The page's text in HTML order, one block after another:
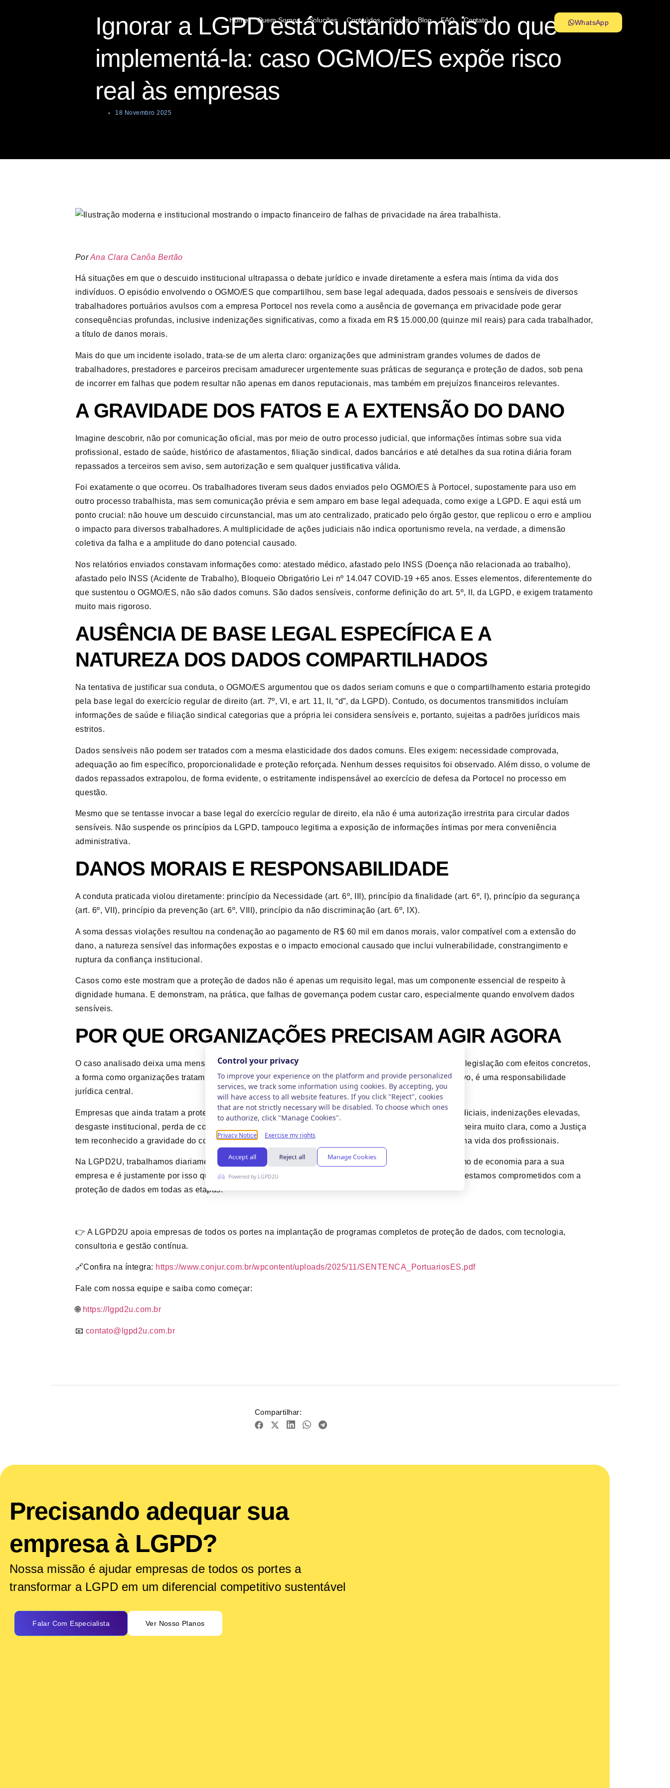
Home Quem Somos Soluções Conteúdos Cases Blog FAQ Contato WhatsApp
Ignorar a LGPD está custando mais do que
implementá-la: caso OGMO/ES expõe risco
real às empresas
18 Novembro 2025
PorAna Clara Canôa Bertão
Há situações em que o descuido institucional ultrapassa o debate jurídico e invade diretamente a esfera mais íntima da vida dos
indivíduos. O episódio envolvendo o OGMO/ES que compartilhou, sem base legal adequada, dados pessoais e sensíveis de diversos
trabalhadores portuários avulsos com a empresa Portocel nos revela como a ausência de governança em privacidade pode gerar
consequências profundas, inclusive indenizações significativas, como a fixada em R$ 15.000,00 (quinze mil reais) para cada trabalhador,
a título de danos morais.
Mais do que um incidente isolado, trata-se de um alerta claro: organizações que administram grandes volumes de dados de
trabalhadores, prestadores e parceiros precisam amadurecer urgentemente suas práticas de segurança e proteção de dados, sob pena
de incorrer em falhas que podem resultar não apenas em danos reputacionais, mas também em prejuízos financeiros relevantes.
A GRAVIDADE DOS FATOS E A EXTENSÃO DO DANO
Imagine descobrir, não por comunicação oficial, mas por meio de outro processo judicial, que informações íntimas sobre sua vida
profissional, estado de saúde, histórico de afastamentos, filiação sindical, dados bancários e até detalhes da sua rotina diária foram
repassados a terceiros sem aviso, sem autorização e sem qualquer justificativa válida.
Foi exatamente o que ocorreu. Os trabalhadores tiveram seus dados enviados pelo OGMO/ES à Portocel, supostamente para uso em
outro processo trabalhista, mas sem comunicação prévia e sem amparo em base legal adequada, como exige a LGPD. E aqui está um
ponto crucial: não houve um descuido circunstancial, mas um ato centralizado, praticado pelo órgão gestor, que replicou o erro e ampliou
o impacto para diversos trabalhadores. A multiplicidade de ações judiciais não indica oportunismo revela, na verdade, a dimensão
coletiva da falha e a amplitude do dano potencial causado.
Nos relatórios enviados constavam informações como: atestado médico, afastado pelo INSS (Doença não relacionada ao trabalho),
afastado pelo INSS (Acidente de Trabalho), Bloqueio Obrigatório Lei nº 14.047 COVID-19 +65 anos. Esses elementos, diferentemente do
que sustentou o OGMO/ES, não são dados comuns. São dados sensíveis, conforme definição do art. 5º, II, da LGPD, e exigem tratamento
muito mais rigoroso.
AUSÊNCIA DE BASE LEGAL ESPECÍFICA E A
NATUREZA DOS DADOS COMPARTILHADOS
Na tentativa de justificar sua conduta, o OGMO/ES argumentou que os dados seriam comuns e que o compartilhamento estaria protegido
pela base legal do exercício regular de direito (art. 7º, VI, e art. 11, II, “d”, da LGPD). Contudo, os documentos transmitidos incluíam
informações de saúde e filiação sindical categorias que a própria lei considera sensíveis e, portanto, sujeitas a padrões jurídicos mais
estritos.
Dados sensíveis não podem ser tratados com a mesma elasticidade dos dados comuns. Eles exigem: necessidade comprovada,
adequação ao fim específico, proporcionalidade e proteção reforçada. Nenhum desses requisitos foi observado. Além disso, o volume de
dados repassados extrapolou, de forma evidente, o estritamente indispensável ao exercício de defesa da Portocel no processo em
questão.
Mesmo que se tentasse invocar a base legal do exercício regular de direito, ela não é uma autorização irrestrita para circular dados
sensíveis. Não suspende os princípios da LGPD, tampouco legitima a exposição de informações íntimas por mera conveniência
administrativa.
DANOS MORAIS E RESPONSABILIDADE
A conduta praticada violou diretamente: princípio da Necessidade (art. 6º, III), princípio da finalidade (art. 6º, I), princípio da segurança
(art. 6º, VII), princípio da prevenção (art. 6º, VIII), princípio da não discriminação (art. 6º, IX).
A soma dessas violações resultou na condenação ao pagamento de R$ 60 mil em danos morais, valor compatível com a extensão do
dano, a natureza sensível das informações expostas e o impacto emocional causado que inclui vulnerabilidade, constrangimento e
ruptura da confiança institucional.
Casos como este mostram que a proteção de dados não é apenas um requisito legal, mas um componente essencial de respeito à
dignidade humana. E demonstram, na prática, que falhas de governança podem custar caro, especialmente quando envolvem dados
sensíveis.
POR QUE ORGANIZAÇÕES PRECISAM AGIR AGORA
O caso analisado deixa uma mensagem muito clara: a LGPD não é uma formalidade burocrática é uma legislação com efeitos concretos,
a forma como organizações tratam dados pessoais já não é apenas um aspecto técnico ou administrativo, é uma responsabilidade
jurídica central.
Empresas que ainda tratam a proteção de dados como algo secundário estão expostas a: processos judiciais, indenizações elevadas,
desgaste institucional, perda de confiança de trabalhadores e parceiros. Esses valores refletem, de maneira muito clara, como a Justiça
tem reconhecido a gravidade do compartilhamento indevido de dados e o impacto direto que isso gera na vida dos profissionais.
Na LGPD2U, trabalhamos diariamente para garantir que essa proteção seja efetiva, garantindo o máximo de economia para a sua
empresa e é justamente por isso que cada adequação interna e cada iniciativa de governança importa, estamos comprometidos com a
proteção de dados em todas as etapas.
👉 A LGPD2U apoia empresas de todos os portes na implantação de programas completos de proteção de dados, com tecnologia,
consultoria e gestão contínua.
🔗Confira na íntegra: https://www.conjur.com.br/wpcontent/uploads/2025/11/SENTENCA_PortuariosES.pdf
Fale com nossa equipe e saiba como começar:
🌐 https://lgpd2u.com.br
📧 contato@lgpd2u.com.br
Compartilhar:
Precisando adequar sua
empresa à LGPD?
Nossa missão é ajudar empresas de todos os portes a
transformar a LGPD em um diferencial competitivo sustentável
Falar Com Especialista Ver Nosso Planos